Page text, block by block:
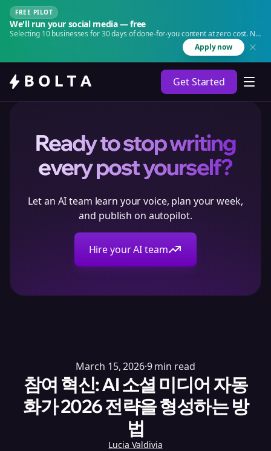
FREE PILOT
We'll run your social media — free
Selecting 10 businesses for 30 days of done-for-you content at zero cost. No
Apply now
Get Started
Ready to stop writing
every post yourself?
Let an AI team learn your voice, plan your week,
and publish on autopilot.
Hire your AI team
March 15, 2026·9 min read
참여 혁신: AI 소셜 미디어 자동
화가 2026 전략을 형성하는 방
법
Lucia Valdivia